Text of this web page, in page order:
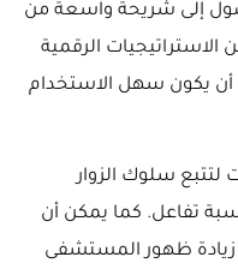
إلى شريحة واسعة من
الرقمية
أن يكون سهل الاستخدام
لتتبع سلوك الزوار
تفاعل. كما يمكن أن
ظهور المستشفى